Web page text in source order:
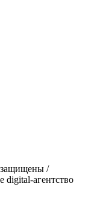
защищены /
digital-агентство